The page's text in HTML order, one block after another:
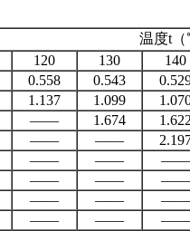
温度t
120 130
140
0.558 0.543
1.137 1.099
—— 1.674
—— ——
—— ——
——
—— ——
——
—— ——
——
—— ——
——